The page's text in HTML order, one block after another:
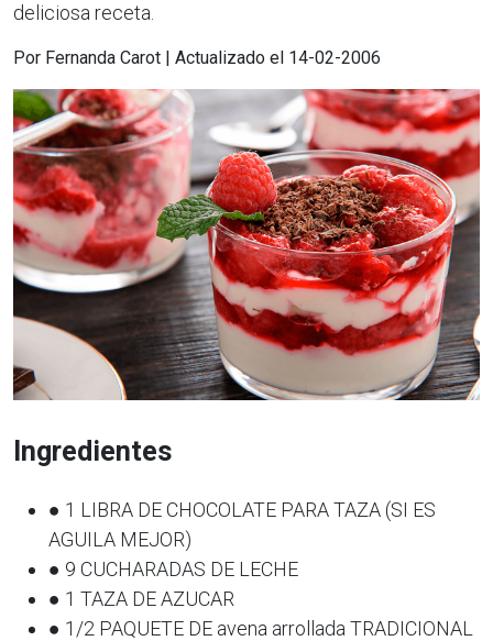
deliciosa receta.
Por Fernanda Carot | Actualizado el 14-02-2006
Ingredientes
● 1 LIBRA DE CHOCOLATE PARA TAZA (SI ES
AGUILA MEJOR)
● 9 CUCHARADAS DE LECHE
● 1 TAZA DE AZUCAR
● 1/2 PAQUETE DE avena arrollada TRADICIONAL